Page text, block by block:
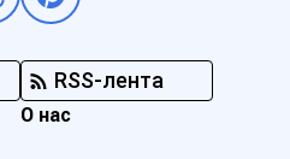
RSS-лента
О нас